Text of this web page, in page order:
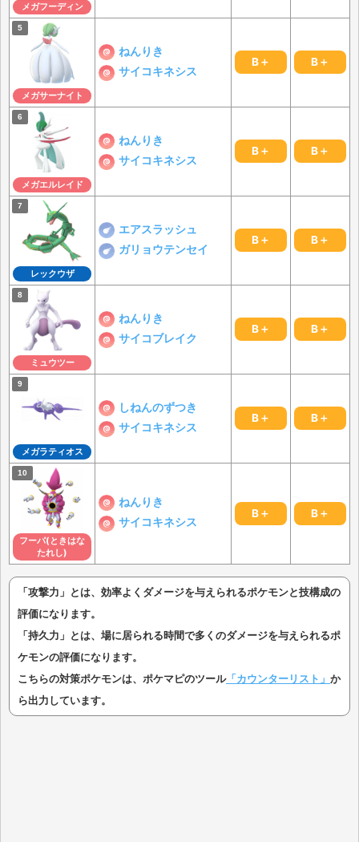
メガフーディン
メガサーナイト
ねんりき
サイコキネシス
B＋ B＋
メガエルレイド
ねんりき
サイコキネシス
B＋ B＋
レックウザ
エアスラッシュ
ガリョウテンセイ
B＋ B＋
ミュウツー
ねんりき
サイコブレイク
B＋ B＋
メガラティオス
しねんのずつき
サイコキネシス
B＋ B＋
フーパ(ときはな
たれし)
ねんりき
サイコキネシス
B＋ B＋
「攻撃力」とは、効率よくダメージを与えられるポケモンと技構成の
評価になります。
「持久力」とは、場に居られる時間で多くのダメージを与えられるポ
ケモンの評価になります。
こちらの対策ポケモンは、ポケマピのツール「カウンターリスト」 か
ら出力しています。